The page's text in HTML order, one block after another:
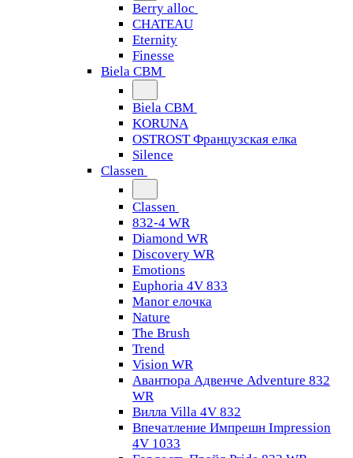
Berry alloc
CHATEAU
Eternity
Finesse
Biela CBM
Biela CBM
KORUNA
OSTROST Французская елка
Silence
Classen
Classen
832-4 WR
Diamond WR
Discovery WR
Emotions
Euphoria 4V 833
Manor елочка
Nature
The Brush
Trend
Vision WR
Авантюра Адвенче Adventure 832
WR
Вилла Villa 4V 832
Впечатление Импрешн Impression
4V 1033